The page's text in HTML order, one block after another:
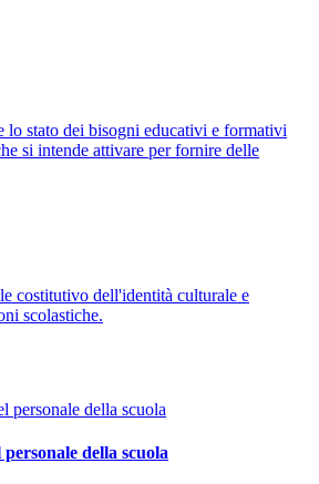
lo stato dei bisogni educativi e formativi
si intende attivare per fornire delle
costitutivo dell'identità culturale e
scolastiche.
della scuola